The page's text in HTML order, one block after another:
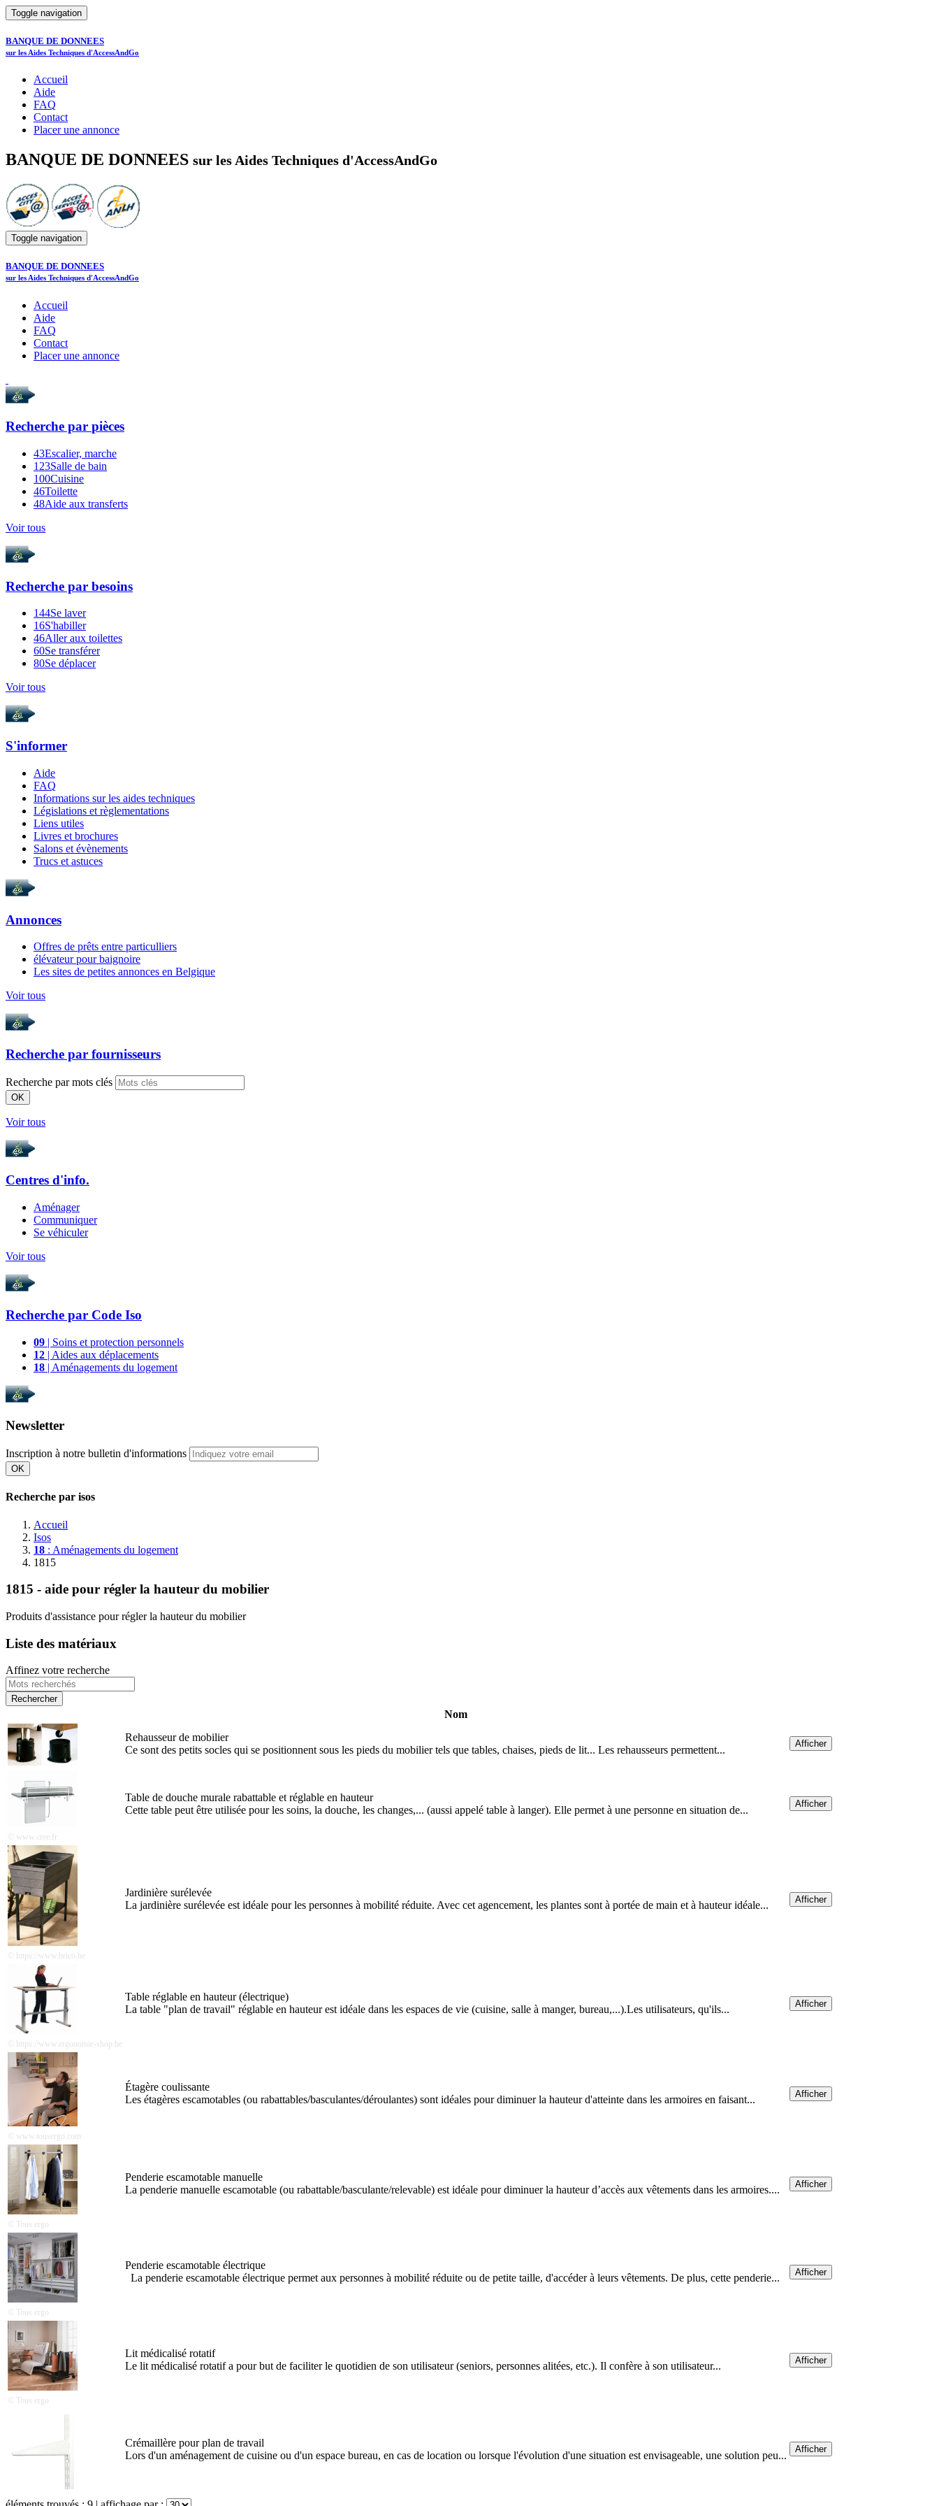
Toggle navigation
BANQUE DE DONNEES
sur les Aides Techniques d'AccessAndGo
Accueil
Aide
FAQ
Contact
Placer une annonce
BANQUE DE DONNEES sur les Aides Techniques d'AccessAndGo
Toggle navigation
BANQUE DE DONNEES
sur les Aides Techniques d'AccessAndGo
Accueil
Aide
FAQ
Contact
Placer une annonce
Recherche par pièces
43Escalier, marche
123Salle de bain
100Cuisine
46Toilette
48Aide aux transferts
Voir tous
Recherche par besoins
144Se laver
16S'habiller
46Aller aux toilettes
60Se transférer
80Se déplacer
Voir tous
S'informer
Aide
FAQ
Informations sur les aides techniques
Législations et règlementations
Liens utiles
Livres et brochures
Salons et évènements
Trucs et astuces
Annonces
Offres de prêts entre particulliers
élévateur pour baignoire
Les sites de petites annonces en Belgique
Voir tous
Recherche par fournisseurs
Recherche par mots clés
OK
Voir tous
Centres d'info.
Aménager
Communiquer
Se véhiculer
Voir tous
Recherche par Code Iso
09 | Soins et protection personnels
12 | Aides aux déplacements
18 | Aménagements du logement
Newsletter
Inscription à notre bulletin d'informations
OK
Recherche par isos
Accueil
Isos
18 : Aménagements du logement
1815
1815 - aide pour régler la hauteur du mobilier
Produits d'assistance pour régler la hauteur du mobilier
Liste des matériaux
Affinez votre recherche
Nom
Rehausseur de mobilier
Ce sont des petits socles qui se positionnent sous les pieds du mobilier tels que tables, chaises, pieds de lit... Les rehausseurs permettent...
Afficher
© www.cree.fr
Table de douche murale rabattable et réglable en hauteur
Cette table peut être utilisée pour les soins, la douche, les changes,... (aussi appelé table à langer). Elle permet à une personne en situation de...
Afficher
© https://www.brico.be
Jardinière surélevée
La jardinière surélevée est idéale pour les personnes à mobilité réduite. Avec cet agencement, les plantes sont à portée de main et à hauteur idéale...
Afficher
© https://www.ergonomie-shop.be
Table réglable en hauteur (électrique)
La table "plan de travail" réglable en hauteur est idéale dans les espaces de vie (cuisine, salle à manger, bureau,...).Les utilisateurs, qu'ils...
Afficher
© www.tousergo.com
Étagère coulissante
Les étagères escamotables (ou rabattables/basculantes/déroulantes) sont idéales pour diminuer la hauteur d'atteinte dans les armoires en faisant...
Afficher
© Tous ergo
Penderie escamotable manuelle
La penderie manuelle escamotable (ou rabattable/basculante/relevable) est idéale pour diminuer la hauteur d’accès aux vêtements dans les armoires....
Afficher
© Tous ergo
Penderie escamotable électrique
La penderie escamotable électrique permet aux personnes à mobilité réduite ou de petite taille, d'accéder à leurs vêtements. De plus, cette penderie...
Afficher
© Tous ergo
Lit médicalisé rotatif
Le lit médicalisé rotatif a pour but de faciliter le quotidien de son utilisateur (seniors, personnes alitées, etc.). Il confère à son utilisateur...
Afficher
Crémaillère pour plan de travail
Lors d'un aménagement de cuisine ou d'un espace bureau, en cas de location ou lorsque l'évolution d'une situation est envisageable, une solution peu...
Afficher